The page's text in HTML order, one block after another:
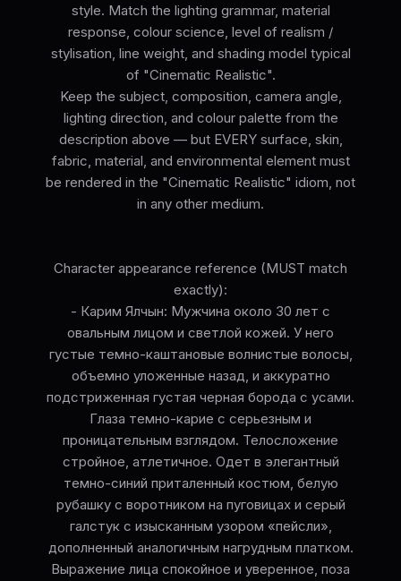
style. Match the lighting grammar, material
response, colour science, level of realism /
stylisation, line weight, and shading model typical
of "Cinematic Realistic".
Keep the subject, composition, camera angle,
lighting direction, and colour palette from the
description above — but EVERY surface, skin,
fabric, material, and environmental element must
be rendered in the "Cinematic Realistic" idiom, not
in any other medium.
Character appearance reference (MUST match
exactly):
- Карим Ялчын: Мужчина около 30 лет с
овальным лицом и светлой кожей. У него
густые темно-каштановые волнистые волосы,
объемно уложенные назад, и аккуратно
подстриженная густая черная борода с усами.
Глаза темно-карие с серьезным и
проницательным взглядом. Телосложение
стройное, атлетичное. Одет в элегантный
темно-синий приталенный костюм, белую
рубашку с воротником на пуговицах и серый
галстук с изысканным узором «пейсли»,
дополненный аналогичным нагрудным платком.
Выражение лица спокойное и уверенное, поза